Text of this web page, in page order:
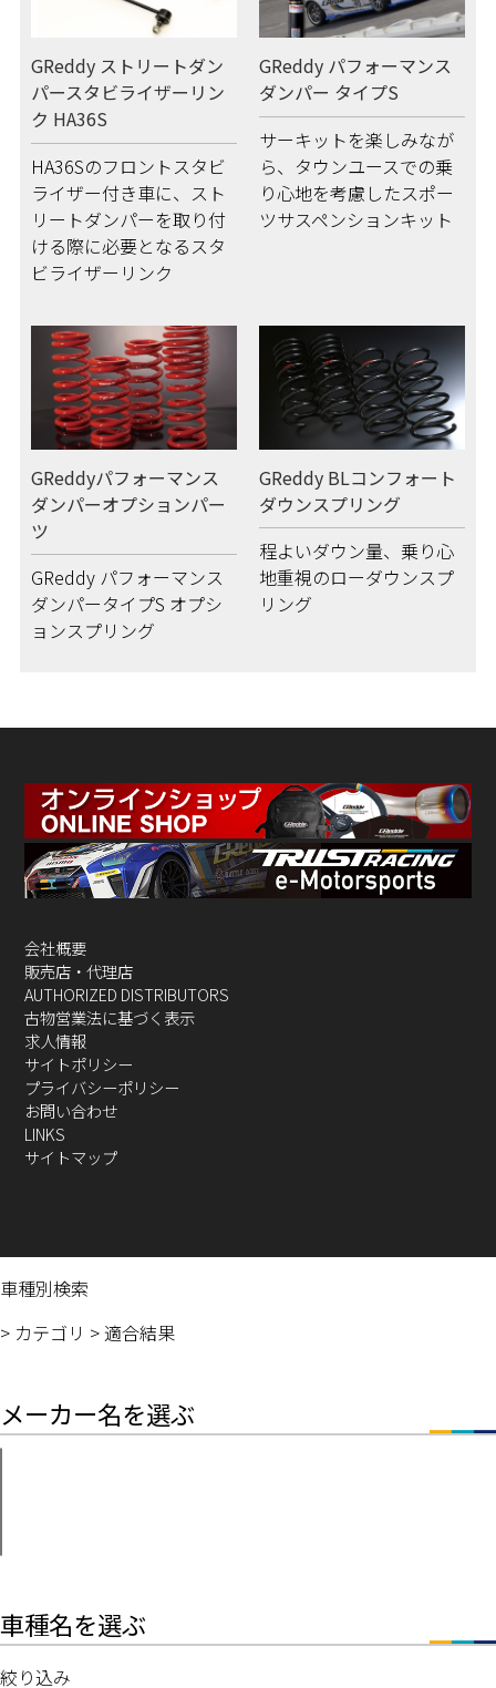
GReddy ストリートダン
パースタビライザーリン
ク HA36S
HA36Sのフロントスタビ
ライザー付き車に、スト
リートダンパーを取り付
ける際に必要となるスタ
ビライザーリンク
GReddy パフォーマンス
ダンパー タイプS
サーキットを楽しみなが
ら、タウンユースでの乗
り心地を考慮したスポー
ツサスペンションキット
GReddyパフォーマンス
ダンパーオプションパー
ツ
GReddy パフォーマンス
ダンパータイプS オプシ
ョンスプリング
GReddy BLコンフォート
ダウンスプリング
程よいダウン量、乗り心
地重視のローダウンスプ
リング
会社概要
販売店・代理店
AUTHORIZED DISTRIBUTORS
古物営業法に基づく表示
求人情報
サイトポリシー
プライバシーポリシー
お問い合わせ
LINKS
サイトマップ
車種別検索
> カテゴリ > 適合結果
メーカー名を選ぶ
車種名を選ぶ
絞り込み